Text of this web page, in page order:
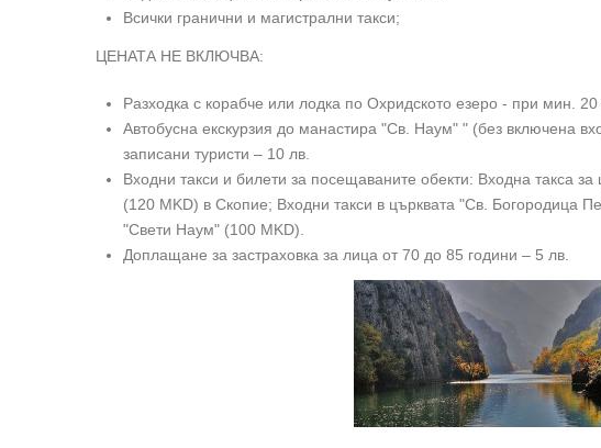
Всички гранични и магистрални такси;
ЦЕНАТА НЕ ВКЛЮЧВА:
Разходка с корабче или лодка по Охридското езеро - при мин. 20
Автобусна екскурзия до манастира "Св. Наум" " (без включена
записани туристи – 10 лв.
Входни такси и билети за посещаваните обекти: Входна такса
(120 MKD) в Скопие; Входни такси в църквата "Св. Богородица
"Свети Наум" (100 MKD).
Доплащане за застраховка за лица от 70 до 85 години – 5 лв.